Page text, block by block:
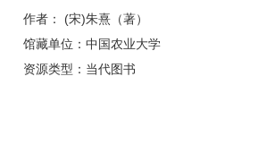
作者： (宋)朱熹（著）
馆藏单位：中国农业大学
资源类型：当代图书